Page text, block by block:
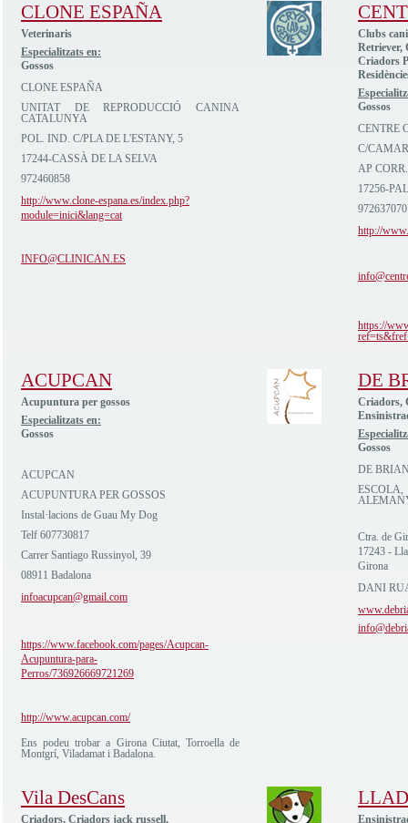
CLONE ESPAÑA
Veterinaris
Especialitzats en:
Gossos
CLONE ESPAÑA
UNITAT DE REPRODUCCIÓ CANINA
CATALUNYA
POL. IND. C/PLA DE L'ESTANY, 5
17244-CASSÀ DE LA SELVA
972460858
http://www.clone-espana.es/index.php?
module=inici&lang=cat
INFO@CLINICAN.ES
Clubs
Retriever,
Criadors
Gossos
CENTRE
C/
AP
17256-
972637070
http://
https://
ACUPCAN
Acupuntura per gossos
Especialitzats en:
Gossos
ACUPCAN
ACUPUNTURA PER GOSSOS
Instal·lacions de Guau My Dog
Telf 607730817
Carrer Santiago Russinyol, 39
08911 Badalona
infoacupcan@gmail.com
https://www.facebook.com/pages/Acupcan-
Acupuntura-para-
Perros/736926669721269
http://www.acupcan.com/
Ens podeu trobar a Girona Ciutat, Torroella de
Montgrí, Viladamat i Badalona.
DE
Criadors,
Gossos
DE
Ctra. de
17243 -
Girona
DANI
Vila DesCans
Criadors, Criadors jack russell,